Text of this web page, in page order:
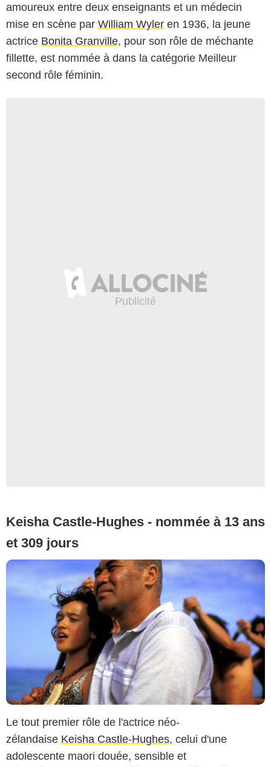
amoureux entre deux enseignants et un médecin
mise en scène par William Wyler en 1936, la jeune
actrice Bonita Granville, pour son rôle de méchante
fillette, est nommée à dans la catégorie Meilleur
second rôle féminin.
Keisha Castle-Hughes - nommée à 13 ans
et 309 jours
Le tout premier rôle de l'actrice néo-
zélandaise Keisha Castle-Hughes, celui d'une
adolescente maori douée, sensible et